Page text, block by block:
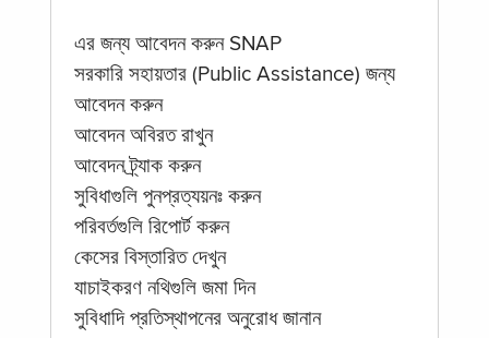
এর জন্য আবেদন করুন SNAP
সরকারি সহায়তার (Public Assistance) জন্য
আবেদন করুন
আবেদন অবিরত রাখুন
আবেদন ট্র্যাক করুন
সুবিধাগুলি পুনপ্রত্যয়নঃ করুন
পরিবর্তগুলি রিপোর্ট করুন
কেসের বিস্তারিত দেখুন
যাচাইকরণ নথিগুলি জমা দিন
সুবিধাদি প্রতিস্থাপনের অনুরোধ জানান